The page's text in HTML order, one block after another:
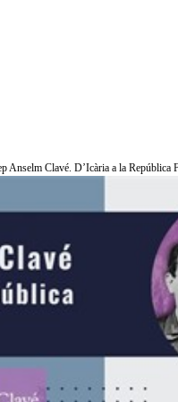
Anselm Clavé. D’Icària a la República